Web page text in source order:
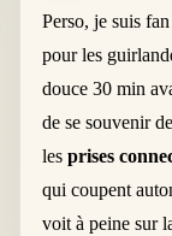
Perso, je suis
pour les
douce 30 min
de se souvenir
lesprises
qui coupent
voit à peine sur